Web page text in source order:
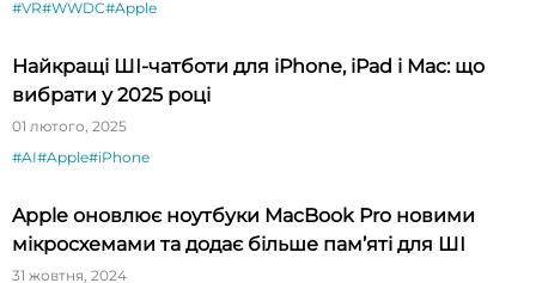
#VR#WWDC#Apple
Найкращі ШІ-чатботи для iPhone, iPad і Mac: що
вибрати у 2025 році
01 лютого, 2025
#AI#Apple#iPhone
Apple оновлює ноутбуки MacBook Pro новими
мікросхемами та додає більше пам’яті для ШІ
31 жовтня, 2024